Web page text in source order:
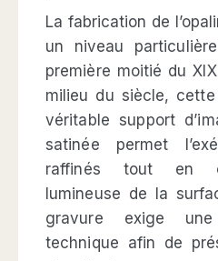
La fabrication de
un niveau
première moitié du
milieu du siècle,
véritable support
satinée permet
raffinés tout en
lumineuse de la
gravure exige
technique afin de